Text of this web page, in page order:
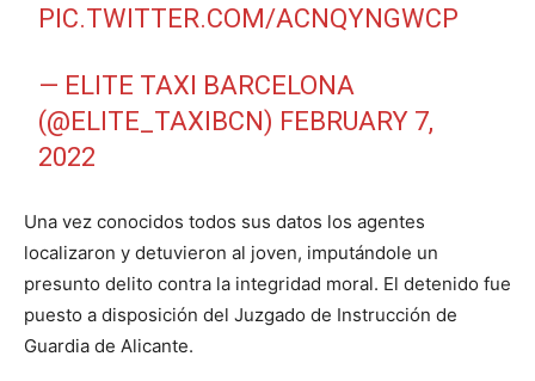
PIC.TWITTER.COM/ACNQYNGWCP
— ELITE TAXI BARCELONA
(@ELITE_TAXIBCN) FEBRUARY 7,
2022
Una vez conocidos todos sus datos los agentes
localizaron y detuvieron al joven, imputándole un
presunto delito contra la integridad moral. El detenido fue
puesto a disposición del Juzgado de Instrucción de
Guardia de Alicante.